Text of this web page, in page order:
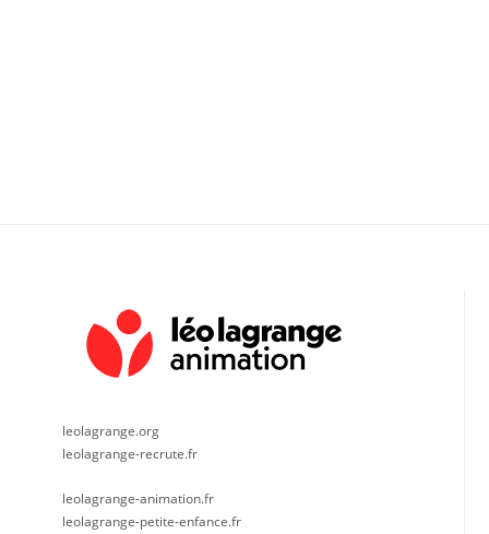
leolagrange.org
leolagrange-recrute.fr
leolagrange-animation.fr
leolagrange-petite-enfance.fr